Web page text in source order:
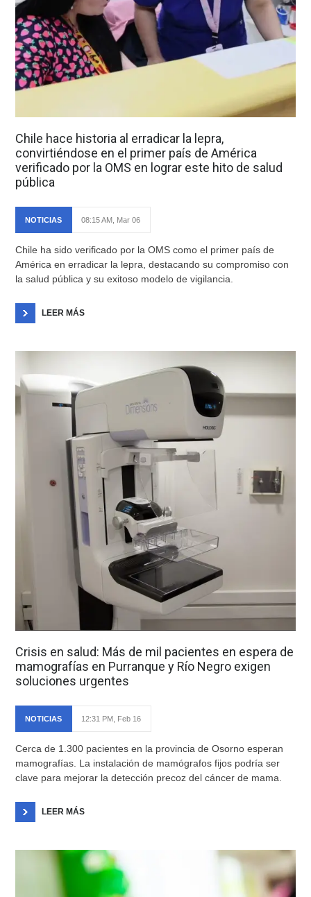
Chile hace historia al erradicar la lepra,
convirtiéndose en el primer país de América
verificado por la OMS en lograr este hito de salud
pública
NOTICIAS 08:15 AM, Mar 06
Chile ha sido verificado por la OMS como el primer país de
América en erradicar la lepra, destacando su compromiso con
la salud pública y su exitoso modelo de vigilancia.
LEER MÁS
Crisis en salud: Más de mil pacientes en espera de
mamografías en Purranque y Río Negro exigen
soluciones urgentes
NOTICIAS 12:31 PM, Feb 16
Cerca de 1.300 pacientes en la provincia de Osorno esperan
mamografías. La instalación de mamógrafos fijos podría ser
clave para mejorar la detección precoz del cáncer de mama.
LEER MÁS